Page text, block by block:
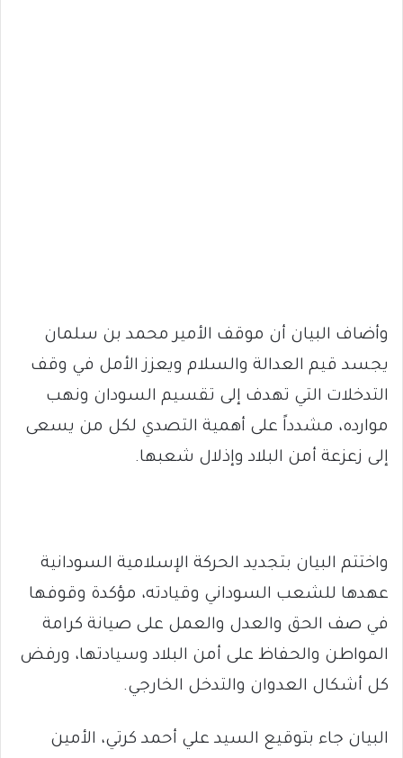
وأضاف البيان أن موقف الأمير محمد بن سلمان
يجسد قيم العدالة والسلام ويعزز الأمل في وقف
التدخلات التي تهدف إلى تقسيم السودان ونهب
موارده، مشدداً على أهمية التصدي لكل من يسعى
إلى زعزعة أمن البلاد وإذلال شعبها.
واختتم البيان بتجديد الحركة الإسلامية السودانية
عهدها للشعب السوداني وقيادته، مؤكدة وقوفها
في صف الحق والعدل والعمل على صيانة كرامة
المواطن والحفاظ على أمن البلاد وسيادتها، ورفض
كل أشكال العدوان والتدخل الخارجي.
البيان جاء بتوقيع السيد علي أحمد كرتي، الأمين